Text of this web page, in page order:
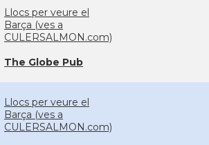
Llocs per veure el
Barça (ves a
CULERSALMON.com)
The Globe Pub
Llocs per veure el
Barça (ves a
CULERSALMON.com)